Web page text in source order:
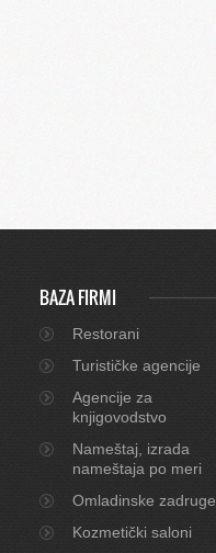
BAZA FIRMI
Restorani
Turističke agencije
Agencije za
knjigovodstvo
Nameštaj, izrada
nameštaja po meri
Omladinske zadruge
Kozmetički saloni